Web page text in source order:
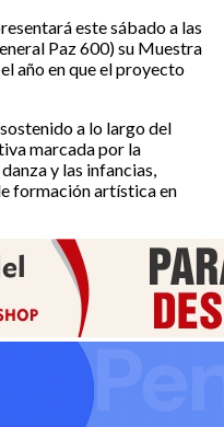
este sábado a las
Paz 600) su Muestra
año en que el proyecto
a lo largo del
marcada por la
y las infancias,
formación artística en